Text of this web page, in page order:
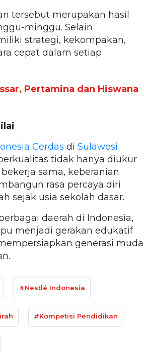
tersebut merupakan hasil
minggu. Selain
strategi, kekompakan,
cepat dalam setiap
Pertamina dan Hiswana
Cerdas di Sulawesi
tidak hanya diukur
sama, keberanian
rasa percaya diri
sejak usia sekolah dasar.
daerah di Indonesia,
menjadi gerakan edukatif
generasi muda
#Nestlé Indonesia
#Kompetisi Pendidikan